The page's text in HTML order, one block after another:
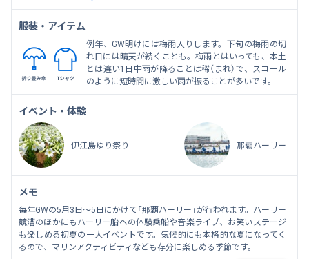
服装・アイテム
例年、GW明けには梅雨入りします。下旬の梅雨の切
れ目には晴天が続くことも。梅雨とはいっても、本土
とは違い1日中雨が降ることは稀（まれ）で、スコール
のように短時間に激しい雨が振ることが多いです。
イベント・体験
伊江島ゆり祭り 那覇ハーリー
メモ
毎年GWの5月3日～5日にかけて「那覇ハーリー」が行われます。ハーリー
競漕のほかにもハーリー船への体験乗船や音楽ライブ、お笑いステージ
も楽しめる初夏の一大イベントです。気候的にも本格的な夏になってく
るので、マリンアクティビティなども存分に楽しめる季節です。